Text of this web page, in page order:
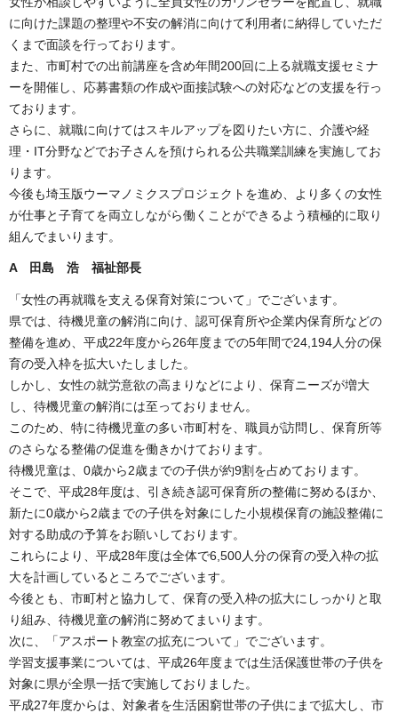
に向けた課題の整理や不安の解消に向けて利用者に納得していただ
くまで面談を行っております。
また、市町村での出前講座を含め年間200回に上る就職支援セミナ
ーを開催し、応募書類の作成や面接試験への対応などの支援を行っ
ております。
さらに、就職に向けてはスキルアップを図りたい方に、介護や経
理・IT分野などでお子さんを預けられる公共職業訓練を実施してお
ります。
今後も埼玉版ウーマノミクスプロジェクトを進め、より多くの女性
が仕事と子育てを両立しながら働くことができるよう積極的に取り
組んでまいります。
A 田島 浩 福祉部長
「女性の再就職を支える保育対策について」でございます。
県では、待機児童の解消に向け、認可保育所や企業内保育所などの
整備を進め、平成22年度から26年度までの5年間で24,194人分の保
育の受入枠を拡大いたしました。
しかし、女性の就労意欲の高まりなどにより、保育ニーズが増大
し、待機児童の解消には至っておりません。
このため、特に待機児童の多い市町村を、職員が訪問し、保育所等
のさらなる整備の促進を働きかけております。
待機児童は、0歳から2歳までの子供が約9割を占めております。
そこで、平成28年度は、引き続き認可保育所の整備に努めるほか、
新たに0歳から2歳までの子供を対象にした小規模保育の施設整備に
対する助成の予算をお願いしております。
これらにより、平成28年度は全体で6,500人分の保育の受入枠の拡
大を計画しているところでございます。
今後とも、市町村と協力して、保育の受入枠の拡大にしっかりと取
り組み、待機児童の解消に努めてまいります。
次に、「アスポート教室の拡充について」でございます。
学習支援事業については、平成26年度までは生活保護世帯の子供を
対象に県が全県一括で実施しておりました。
平成27年度からは、対象者を生活困窮世帯の子供にまで拡大し、市